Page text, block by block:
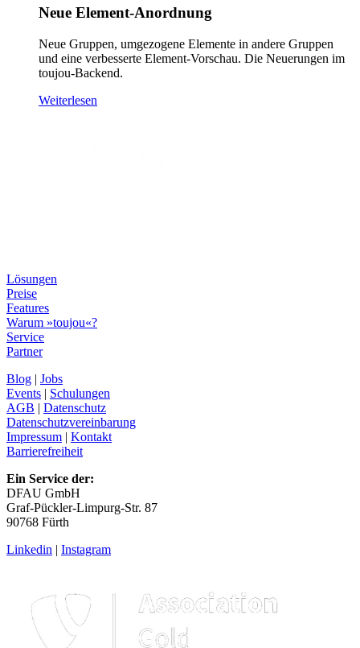
Neue Element-Anordnung
Neue Gruppen, umgezogene Elemente in andere Gruppen
und eine verbesserte Element-Vorschau. Die Neuerungen im
toujou-Backend.
Weiterlesen
Lösungen
Preise
Features
Warum »toujou«?
Service
Partner
Blog | Jobs
Events | Schulungen
AGB | Datenschutz
Datenschutzvereinbarung
Impressum | Kontakt
Barrierefreiheit
Ein Service der:
DFAU GmbH
Graf-Pückler-Limpurg-Str. 87
90768 Fürth
Linkedin | Instagram